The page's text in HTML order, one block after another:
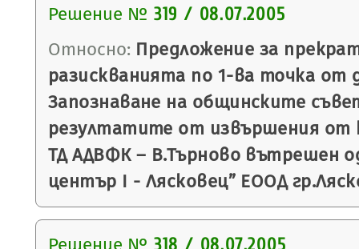
Решение № 319 / 08.07.2005
Относно: Предложение за
разискванията по 1-ва точка от
Запознаване на общинските
резултатите от извършения от
ТД АДВФК – В.Търново вътрешен
център І - Лясковец” ЕООД
Решение №